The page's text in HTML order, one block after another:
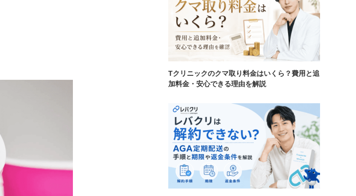
Tクリニックのクマ取り料金はいくら？費用と追
加料金・安心できる理由を解説